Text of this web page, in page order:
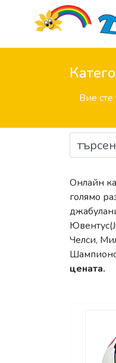
Вие сте
Онлайн
голямо
Челси,
цената.